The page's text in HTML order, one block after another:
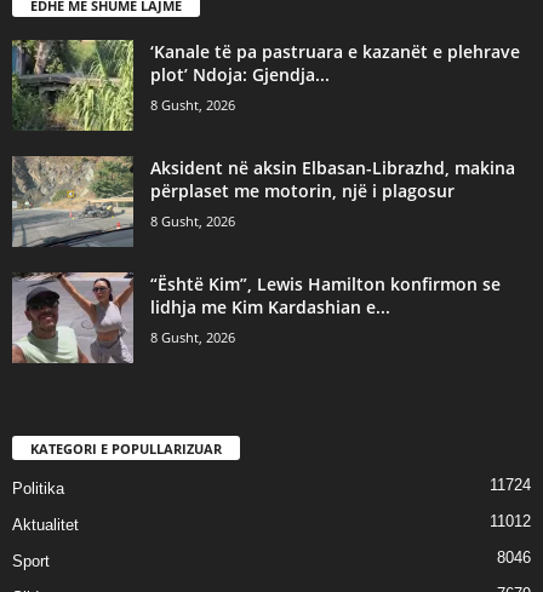
EDHE MË SHUMË LAJME
‘Kanale të pa pastruara e kazanët e plehrave
plot’ Ndoja: Gjendja...
8 Gusht, 2026
Aksident në aksin Elbasan-Librazhd, makina
përplaset me motorin, një i plagosur
8 Gusht, 2026
“Është Kim”, Lewis Hamilton konfirmon se
lidhja me Kim Kardashian e...
8 Gusht, 2026
KATEGORI E POPULLARIZUAR
Politika 11724
Aktualitet 11012
Sport 8046